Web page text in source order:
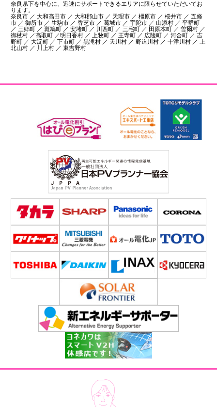
奈良県下を中心に、迅速にサポートできるエリアに限らせていただいてお
ります。
奈良市 ／ 大和高田市 ／ 大和郡山市 ／ 天理市 ／ 橿原市 ／ 桜井市 ／ 五條
市 ／ 御所市 ／ 生駒市 ／ 香芝市 ／ 葛城市 ／ 宇陀市 ／ 山添村 ／ 平群町
／ 三郷町 ／ 斑鳩町 ／ 安堵町 ／ 川西町 ／ 三宅町 ／ 田原本町 ／ 曽爾村 ／
御杖村 ／高取町 ／明日香村 ／ 上牧町 ／ 王寺町 ／ 広陵町 ／ 河合町 ／ 吉
野町 ／ 大淀町 ／ 下市町 ／ 黒滝村 ／ 天川村 ／ 野迫川村 ／ 十津川村 ／ 上
北山村 ／ 川上村 ／ 東吉野村